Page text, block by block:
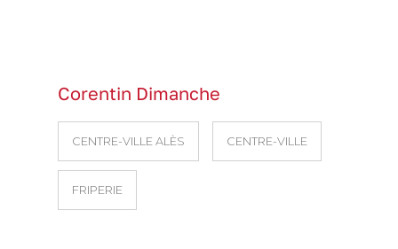
Corentin Dimanche
CENTRE-VILLE ALÈS CENTRE-VILLE
FRIPERIE